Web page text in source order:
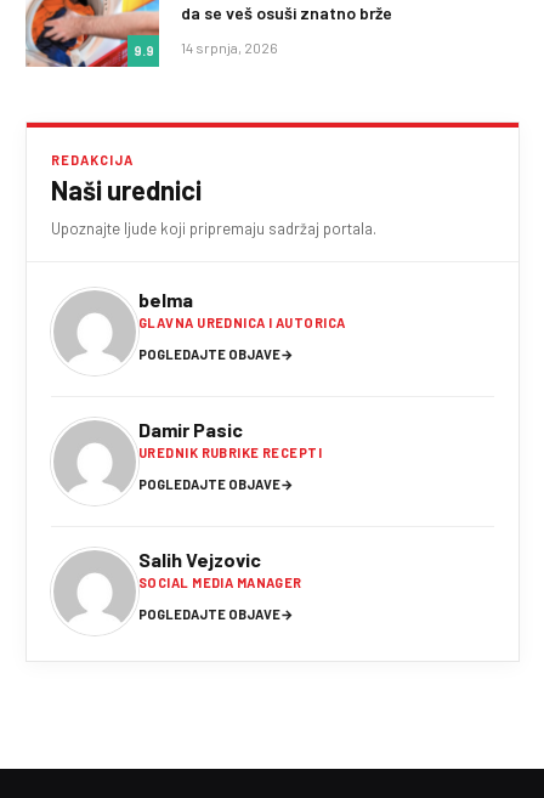
9.9
da se veš osuši znatno brže
14 srpnja, 2026
REDAKCIJA
Naši urednici
Upoznajte ljude koji pripremaju sadržaj portala.
belma
GLAVNA UREDNICA I AUTORICA
POGLEDAJTE OBJAVE→
Damir Pasic
UREDNIK RUBRIKE RECEPTI
POGLEDAJTE OBJAVE→
Salih Vejzovic
SOCIAL MEDIA MANAGER
POGLEDAJTE OBJAVE→